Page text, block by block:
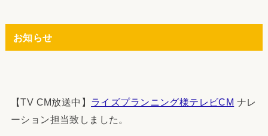
お知らせ
【TV CM放送中】 ライズプランニング様テレビCM ナレ
ーション担当致しました。